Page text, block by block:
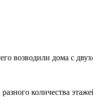
возводили дома с
количества